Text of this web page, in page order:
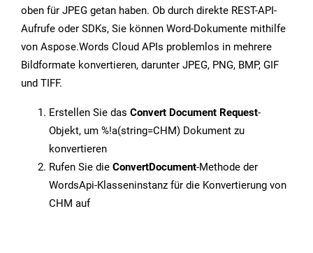
oben für JPEG getan haben. Ob durch direkte REST-API-
Aufrufe oder SDKs, Sie können Word-Dokumente mithilfe
von Aspose.Words Cloud APIs problemlos in mehrere
Bildformate konvertieren, darunter JPEG, PNG, BMP, GIF
und TIFF.
Erstellen Sie das Convert Document Request-
Objekt, um %!a(string=CHM) Dokument zu
konvertieren
Rufen Sie die ConvertDocument-Methode der
WordsApi-Klasseninstanz für die Konvertierung von
CHM auf